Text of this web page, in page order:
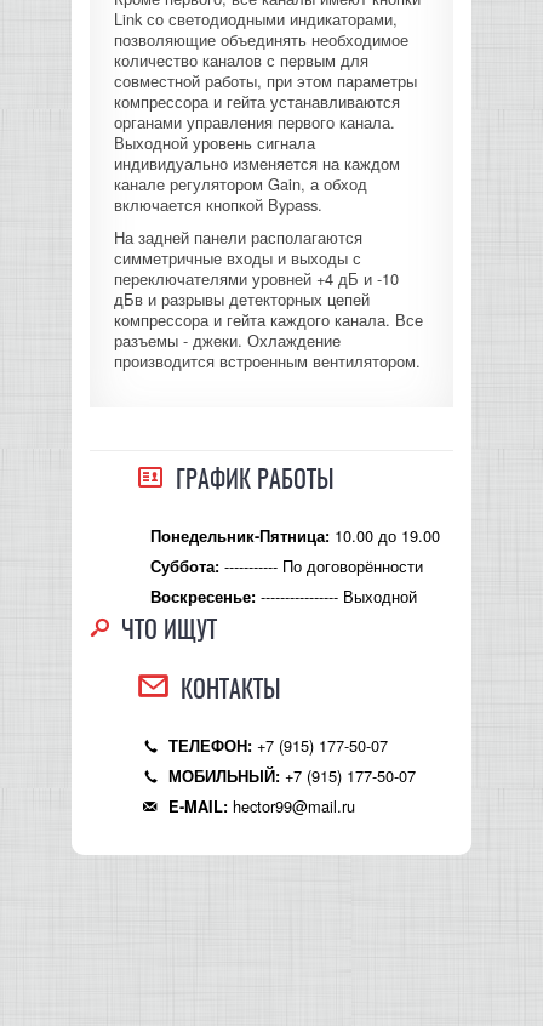
Link со светодиодными индикаторами,
позволяющие объединять необходимое
количество каналов с первым для
совместной работы, при этом параметры
компрессора и гейта устанавливаются
органами управления первого канала.
Выходной уровень сигнала
индивидуально изменяется на каждом
канале регулятором Gain, а обход
включается кнопкой Bypass.
На задней панели располагаются
симметричные входы и выходы с
переключателями уровней +4 дБ и -10
дБв и разрывы детекторных цепей
компрессора и гейта каждого канала. Все
разъемы - джеки. Охлаждение
производится встроенным вентилятором.
ГРАФИК РАБОТЫ
Понедельник-Пятница: 10.00 до 19.00
Суббота: ----------- По договорённости
Воскресенье: ---------------- Выходной
ЧТО ИЩУТ
КОНТАКТЫ
ТЕЛЕФОН: +7 (915) 177-50-07
МОБИЛЬНЫЙ: +7 (915) 177-50-07
E-MAIL: hector99@mail.ru